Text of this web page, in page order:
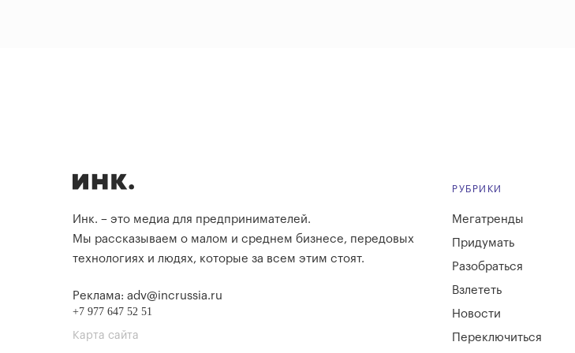
Инк. – это медиа для предпринимателей.
Мы рассказываем о малом и среднем бизнесе, передовых
технологиях и людях, которые за всем этим стоят.
Реклама: adv@incrussia.ru
+7 977 647 52 51
Карта сайта
РУБРИКИ
Мегатренды
Придумать
Разобраться
Взлететь
Новости
Переключиться